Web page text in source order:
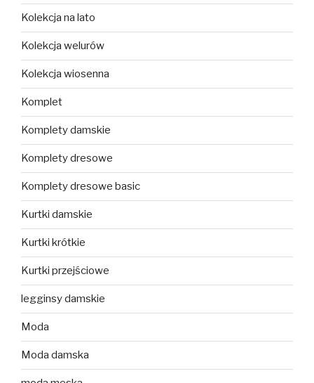
Kolekcja na lato
Kolekcja welurów
Kolekcja wiosenna
Komplet
Komplety damskie
Komplety dresowe
Komplety dresowe basic
Kurtki damskie
Kurtki krótkie
Kurtki przejściowe
legginsy damskie
Moda
Moda damska